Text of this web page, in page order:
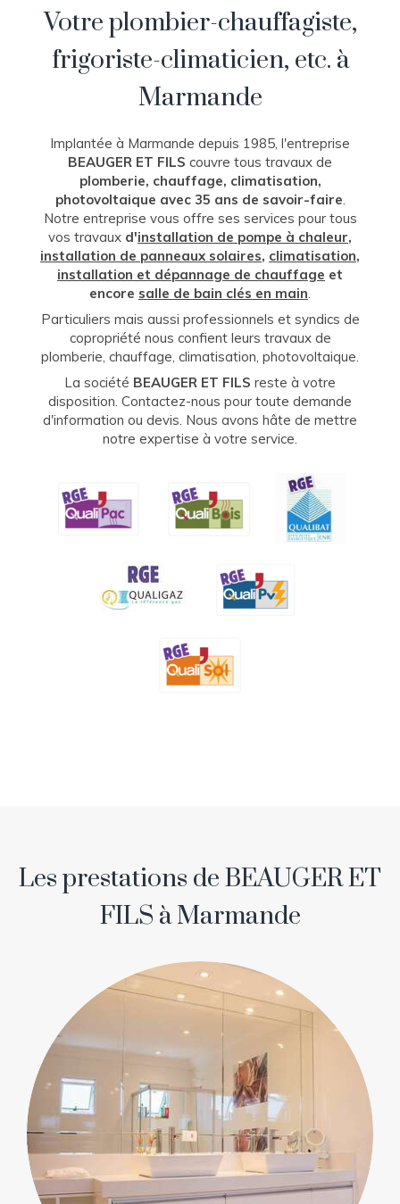
Votre plombier-chauffagiste,
frigoriste-climaticien, etc. à
Marmande
Implantée à Marmande depuis 1985, l'entreprise
BEAUGER ET FILS couvre tous travaux de
plomberie, chauffage, climatisation,
photovoltaique avec 35 ans de savoir-faire.
Notre entreprise vous offre ses services pour tous
vos travaux d'installation de pompe à chaleur,
installation de panneaux solaires, climatisation,
installation et dépannage de chauffage et
encore salle de bain clés en main.
Particuliers mais aussi professionnels et syndics de
copropriété nous confient leurs travaux de
plomberie, chauffage, climatisation, photovoltaique.
La société BEAUGER ET FILS reste à votre
disposition. Contactez-nous pour toute demande
d'information ou devis. Nous avons hâte de mettre
notre expertise à votre service.
Les prestations de BEAUGER ET
FILS à Marmande